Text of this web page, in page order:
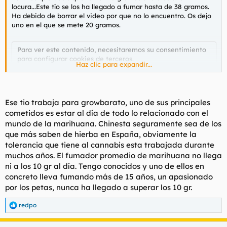
locura...Este tío se los ha llegado a fumar hasta de 38 gramos.
Ha debido de borrar el video por que no lo encuentro. Os dejo
uno en el que se mete 20 gramos.
Para ver este contenido, necesitaremos su consentimiento
para configurar cookies de terceros.
Para obtener información más detallada, consulte nuestra
Edito por que lo encontre...señores el RAW CONE CHALLENGE
45 gramos de hierba...
Para ver este contenido, necesitaremos su consentimiento
para configurar cookies de terceros.
Para obtener información más detallada, consulte nuestra
página de cookies.
Aceptar cookies de terceros
Haz clic para expandir...
Ese tio trabaja para growbarato, uno de sus principales
cometidos es estar al día de todo lo relacionado con el
mundo de la marihuana. Chinesta seguramente sea de los
que más saben de hierba en España, obviamente la
tolerancia que tiene al cannabis esta trabajada durante
muchos años. El fumador promedio de marihuana no llega
ni a los 10 gr al día. Tengo conocidos y uno de ellos en
concreto lleva fumando más de 15 años, un apasionado
por los petas, nunca ha llegado a superar los 10 gr.
R
e
redpo